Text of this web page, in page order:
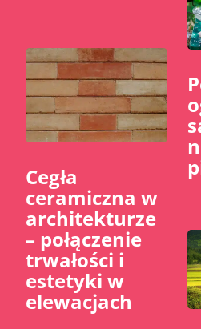
Cegła
ceramiczna w
architekturze
– połączenie
trwałości i
estetyki w
elewacjach